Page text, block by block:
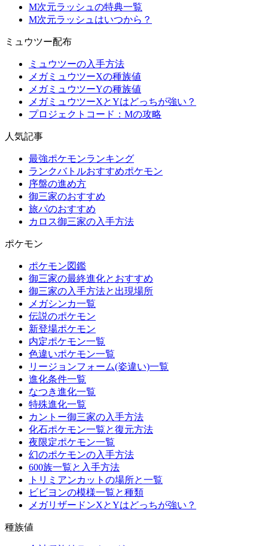
M次元ラッシュの特典一覧
M次元ラッシュはいつから？
ミュウツー配布
ミュウツーの入手方法
メガミュウツーXの種族値
メガミュウツーYの種族値
メガミュウツーXとYはどっちが強い？
プロジェクトコード：Mの攻略
人気記事
最強ポケモンランキング
ランクバトルおすすめポケモン
序盤の進め方
御三家のおすすめ
旅パのおすすめ
カロス御三家の入手方法
ポケモン
ポケモン図鑑
御三家の最終進化とおすすめ
御三家の入手方法と出現場所
メガシンカ一覧
伝説のポケモン
新登場ポケモン
内定ポケモン一覧
色違いポケモン一覧
リージョンフォーム(姿違い)一覧
進化条件一覧
なつき進化一覧
特殊進化一覧
カントー御三家の入手方法
化石ポケモン一覧と復元方法
夜限定ポケモン一覧
幻のポケモンの入手方法
600族一覧と入手方法
トリミアンカットの場所と一覧
ビビヨンの模様一覧と種類
メガリザードンXとYはどっちが強い？
種族値